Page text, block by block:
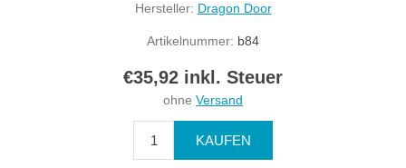
Hersteller: Dragon Door
Artikelnummer: b84
€35,92 inkl. Steuer
ohne Versand